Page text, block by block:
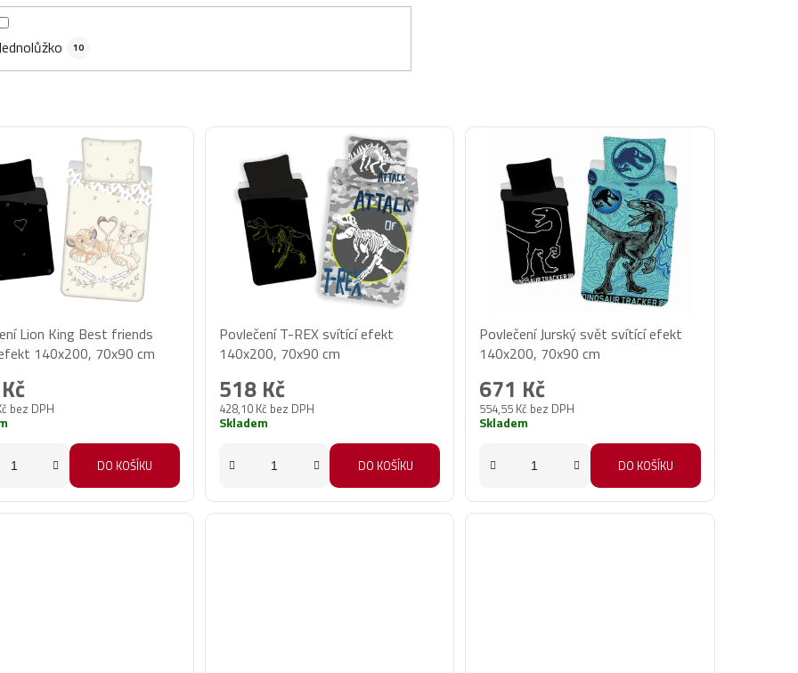
10
Lion King Best friends
140x200, 70x90 cm
bez DPH
DO KOŠÍKU
Povlečení T-REX svítící efekt
140x200, 70x90 cm
428,10 Kč bez DPH
518 Kč
Skladem
DO KOŠÍKU
Povlečení Jurský svět svítící efekt
140x200, 70x90 cm
554,55 Kč bez DPH
671 Kč
Skladem
DO KOŠÍKU